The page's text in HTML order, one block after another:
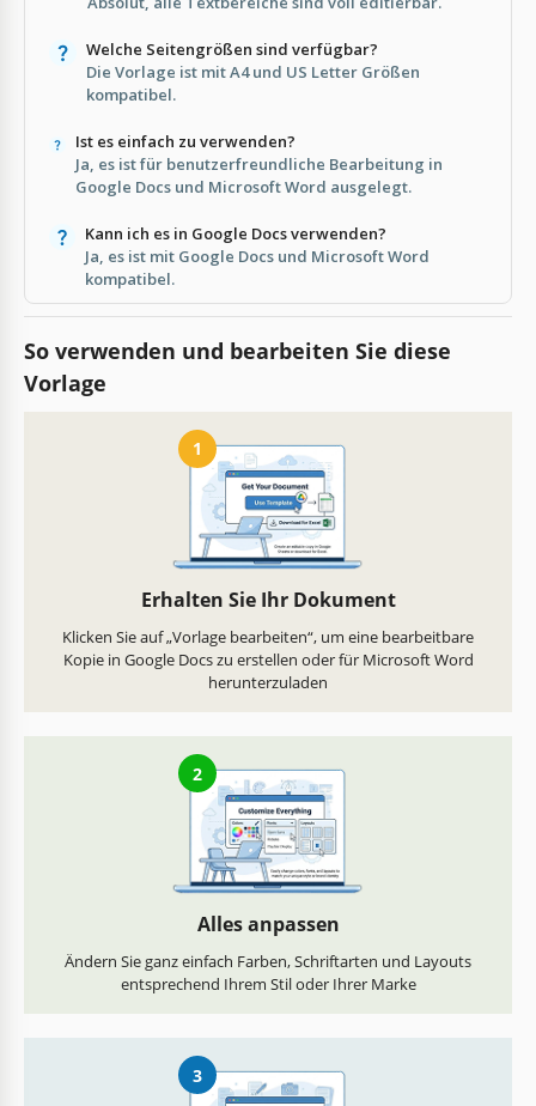
Welche Seitengrößen sind verfügbar?
Die Vorlage ist mit A4 und US Letter Größen
kompatibel.
Ist es einfach zu verwenden?
Ja, es ist für benutzerfreundliche Bearbeitung in
Google Docs und Microsoft Word ausgelegt.
Kann ich es in Google Docs verwenden?
Ja, es ist mit Google Docs und Microsoft Word
kompatibel.
So verwenden und bearbeiten Sie diese
Vorlage
1
Erhalten Sie Ihr Dokument
Klicken Sie auf „Vorlage bearbeiten“, um eine bearbeitbare
Kopie in Google Docs zu erstellen oder für Microsoft Word
herunterzuladen
2
Alles anpassen
Ändern Sie ganz einfach Farben, Schriftarten und Layouts
entsprechend Ihrem Stil oder Ihrer Marke
3